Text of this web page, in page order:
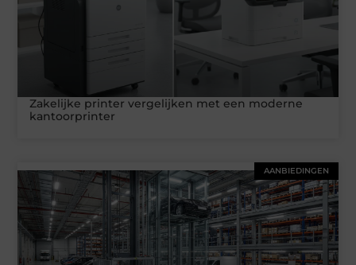
Zakelijke printer vergelijken met een moderne
kantoorprinter
AANBIEDINGEN